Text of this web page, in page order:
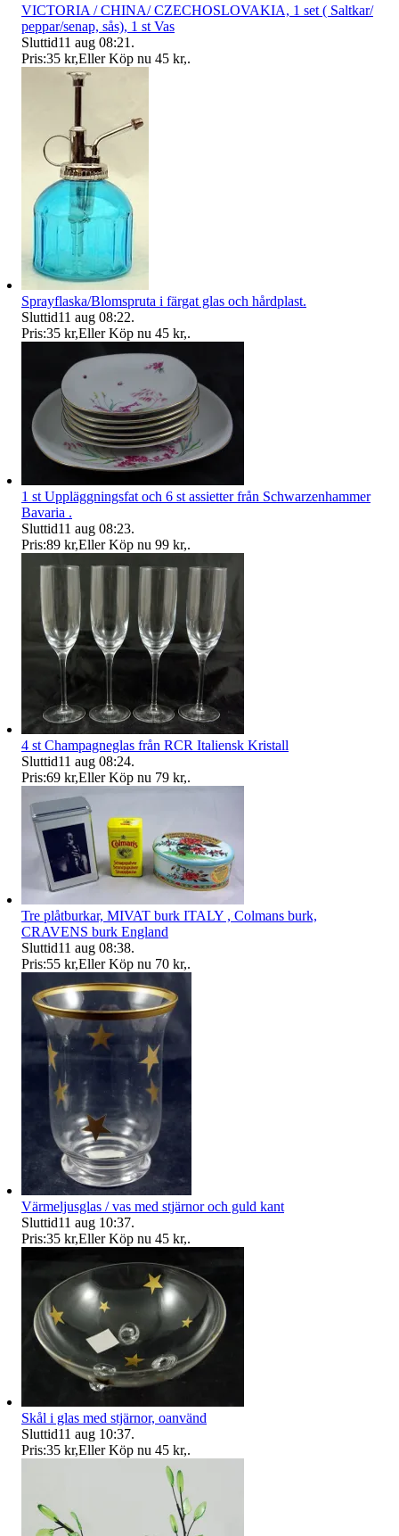
VICTORIA / CHINA/ CZECHOSLOVAKIA, 1 set ( Saltkar/
peppar/senap, sås), 1 st Vas
Sluttid11 aug 08:21 .
Pris:35 kr,Eller Köp nu 45 kr,.
Sprayflaska/Blomspruta i färgat glas och hårdplast.
Sluttid11 aug 08:22.
Pris:35 kr,Eller Köp nu 45 kr,.
1 st Uppläggningsfat och 6 st assietter från Schwarzenhammer
Bavaria .
Sluttid11 aug 08:23.
Pris:89 kr,Eller Köp nu 99 kr,.
4 st Champagneglas från RCR Italiensk Kristall
Sluttid11 aug 08:24.
Pris:69 kr,Eller Köp nu 79 kr,.
Tre plåtburkar, MIVAT burk ITALY , Colmans burk,
CRAVENS burk England
Sluttid11 aug 08:38.
Pris:55 kr,Eller Köp nu 70 kr,.
Värmeljusglas / vas med stjärnor och guld kant
Sluttid11 aug 10:37.
Pris:35 kr,Eller Köp nu 45 kr,.
Skål i glas med stjärnor, oanvänd
Sluttid11 aug 10:37.
Pris:35 kr,Eller Köp nu 45 kr,.